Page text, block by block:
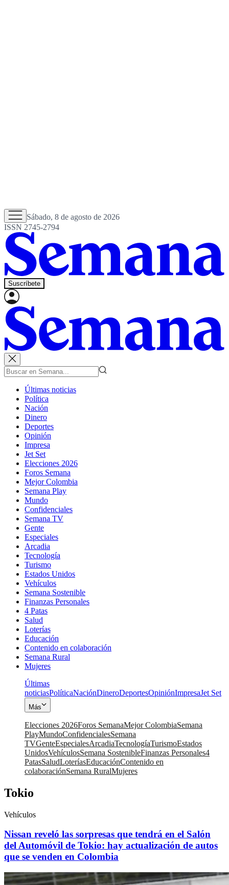
Sábado, 8 de agosto de 2026
ISSN 2745-2794
Suscríbete
Últimas noticias
Política
Nación
Dinero
Deportes
Opinión
Impresa
Jet Set
Elecciones 2026
Foros Semana
Mejor Colombia
Semana Play
Mundo
Confidenciales
Semana TV
Gente
Especiales
Arcadia
Tecnología
Turismo
Estados Unidos
Vehículos
Semana Sostenible
Finanzas Personales
4 Patas
Salud
Loterías
Educación
Contenido en colaboración
Semana Rural
Mujeres
Últimas
noticiasPolíticaNaciónDineroDeportesOpiniónImpresaJet Set
Más
Elecciones 2026Foros SemanaMejor ColombiaSemana
PlayMundoConfidencialesSemana
TVGenteEspecialesArcadiaTecnologíaTurismoEstados
UnidosVehículosSemana SostenibleFinanzas Personales4
PatasSaludLoteríasEducaciónContenido en
colaboraciónSemana RuralMujeres
Tokio
Vehículos
Nissan reveló las sorpresas que tendrá en el Salón
del Automóvil de Tokio: hay actualización de autos
que se venden en Colombia